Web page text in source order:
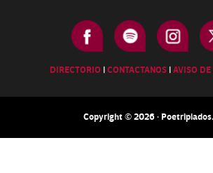
DIRECTORIO |CONTACTANOS |AVISO
Copyright © 2026 ·